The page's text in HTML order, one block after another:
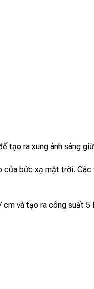
tạo ra xung ánh sáng
của bức xạ mặt trời.
và tạo ra công suất 5